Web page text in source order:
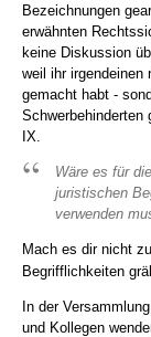
Bezeichnungen
erwähnten
keine Diskussion
weil ihr
gemacht habt -
Schwerbehinderten
IX.
Wäre es für
juristischen
verwenden
Mach es dir nicht
Begrifflichkeiten
In der
und Kollegen